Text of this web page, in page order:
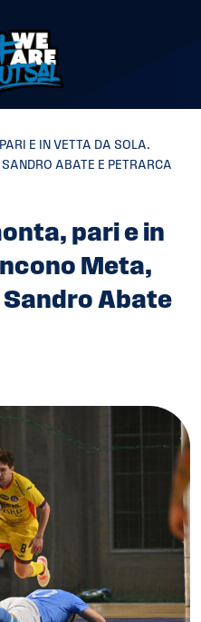
E IN VETTA DA SOLA.
ABATE E PETRARCA
pari e in
Meta,
Sandro Abate